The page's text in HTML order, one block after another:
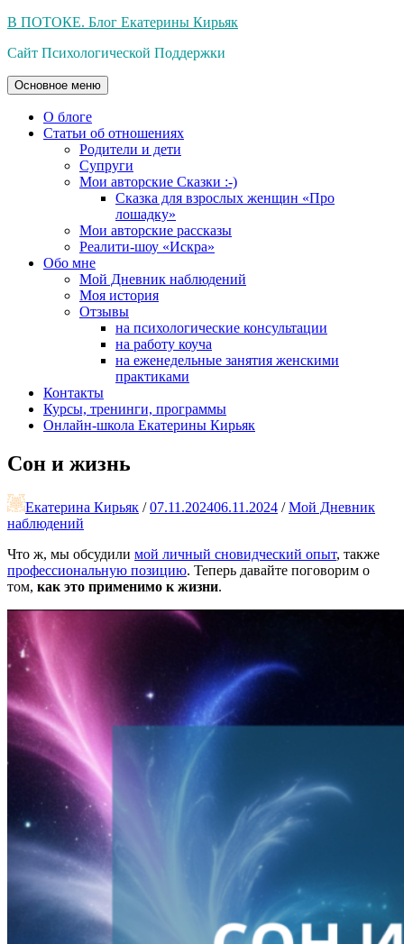
Перейти
содержимому
В ПОТОКЕ. Блог Екатерины Кирьяк
Сайт Психологической Поддержки
Основное меню
О блоге
Статьи об отношениях
Родители и дети
Супруги
Мои авторские Сказки :-)
Сказка для взрослых женщин «Про
лошадку»
Мои авторские рассказы
Реалити-шоу «Искра»
Обо мне
Мой Дневник наблюдений
Моя история
Отзывы
на психологические консультации
на работу коуча
на еженедельные занятия женскими
практиками
Контакты
Курсы, тренинги, программы
Онлайн-школа Екатерины Кирьяк
Сон и жизнь
Екатерина Кирьяк / 07.11.202406.11.2024 / Мой Дневник
наблюдений
Что ж, мы обсудили мой личный сновидческий опыт, также
профессиональную позицию. Теперь давайте поговорим о
том, как это применимо к жизни.